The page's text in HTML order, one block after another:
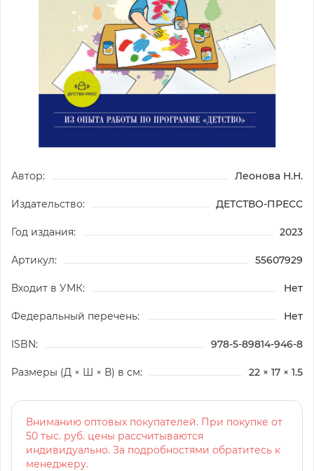
Автор: Леонова Н.Н.
Издательство: ДЕТСТВО-ПРЕСС
Год издания: 2023
Артикул: 55607929
Входит в УМК: Нет
Федеральный перечень: Нет
ISBN: 978-5-89814-946-8
Размеры (Д × Ш × В) в см: 22 × 17 × 1.5
Вниманию оптовых покупателей. При покупке от
50 тыс. руб. цены рассчитываются
индивидуально. За подробностями обратитесь к
менеджеру.